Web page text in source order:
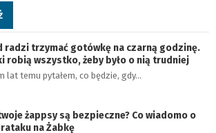
radzi trzymać gotówkę na czarną godzinę.
robią wszystko, żeby było o nią trudniej
lat temu pytałem, co będzie, gdy…
żappsy są bezpieczne? Co wiadomo o
na Żabkę